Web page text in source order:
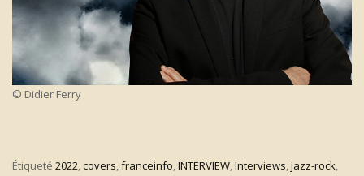
© Didier Ferry
Étiqueté 2022,covers,franceinfo,INTERVIEW,Interviews,jazz-rock,